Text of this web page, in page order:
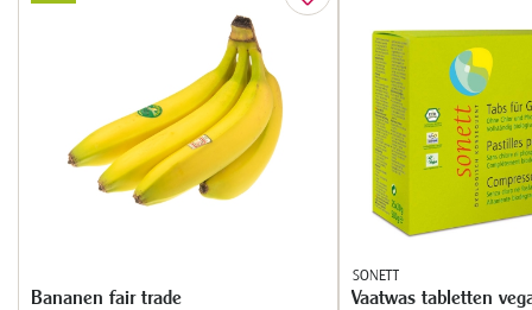
Bananen fair trade
SONETT
Vaatwas tabletten